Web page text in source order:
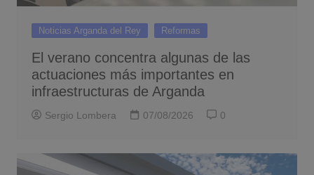
Noticias Arganda del Rey Reformas
El verano concentra algunas de las
actuaciones más importantes en
infraestructuras de Arganda
Sergio Lombera 07/08/2026 0